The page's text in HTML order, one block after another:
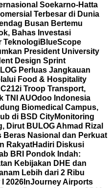
Soekarno-Hatta
Terbesar di Dunia
Busan Bertemu
Bahas Investasi
TeknologiBlueScope
President University
Design Sprint
Perluas Jangkauan
Food & Hospitality
Troop Transport,
TNI AUOdoo Indonesia
Biomedical Campus,
di BSD CityMonitoring
Dirut BULOG Ahmad Rizal
Beras Nasional dan Perkuat
RakyatHadiri Diskusi
BRI Pondok Indah:
Kebijakan DHE dan
Lebih dari 2 Ribu
2026 InJourney Airports